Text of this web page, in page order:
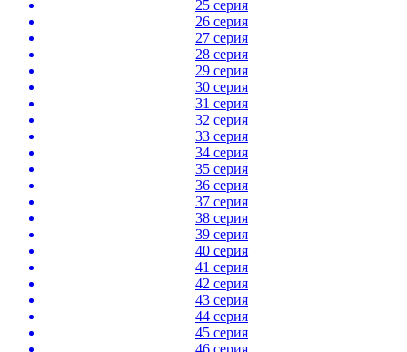
25 серия
26 серия
27 серия
28 серия
29 серия
30 серия
31 серия
32 серия
33 серия
34 серия
35 серия
36 серия
37 серия
38 серия
39 серия
40 серия
41 серия
42 серия
43 серия
44 серия
45 серия
46 серия